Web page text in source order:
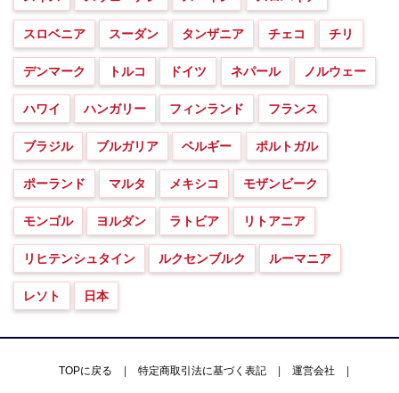
スロベニア スーダン タンザニア チェコ チリ
デンマーク トルコ ドイツ ネパール ノルウェー
ハワイ ハンガリー フィンランド フランス
ブラジル ブルガリア ベルギー ポルトガル
ポーランド マルタ メキシコ モザンビーク
モンゴル ヨルダン ラトビア リトアニア
リヒテンシュタイン ルクセンブルク ルーマニア
レソト 日本
TOPに戻る 特定商取引法に基づく表記 運営会社